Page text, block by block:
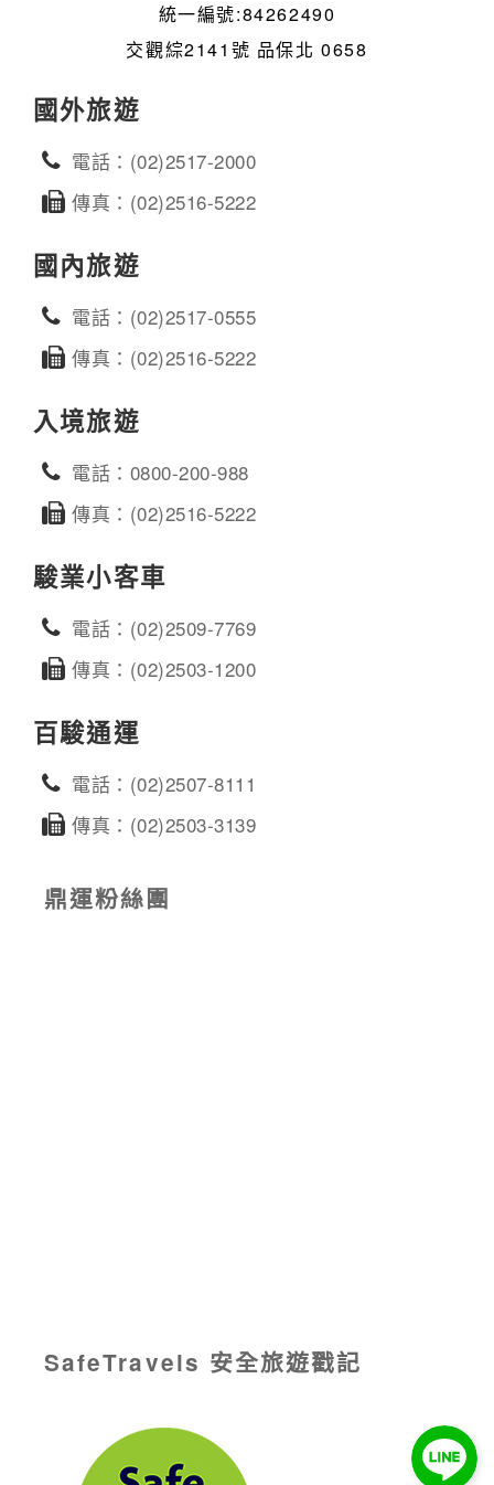
統一編號:84262490
交觀綜2141號 品保北 0658
國外旅遊
電話：(02)2517-2000
傳真：(02)2516-5222
國內旅遊
電話：(02)2517-0555
傳真：(02)2516-5222
入境旅遊
電話：0800-200-988
傳真：(02)2516-5222
駿業小客車
電話：(02)2509-7769
傳真：(02)2503-1200
百駿通運
電話：(02)2507-8111
傳真：(02)2503-3139
鼎運粉絲團
SafeTravels 安全旅遊戳記